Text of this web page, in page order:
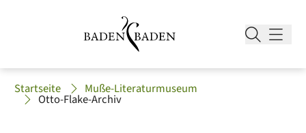
Startseite Muße-Literaturmuseum
Otto-Flake-Archiv